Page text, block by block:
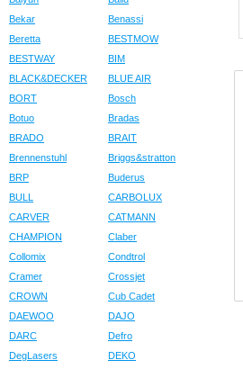
Bekar
Benassi
Beretta
BESTMOW
BESTWAY
BIM
BLACK&DECKER
BLUE AIR
BORT
Bosch
Botuo
Bradas
BRADO
BRAIT
Brennenstuhl
Briggs&stratton
BRP
Buderus
BULL
CARBOLUX
CARVER
CATMANN
CHAMPION
Claber
Collomix
Condtrol
Cramer
Crossjet
CROWN
Cub Cadet
DAEWOO
DAJO
DARC
Defro
DegLasers
DEKO